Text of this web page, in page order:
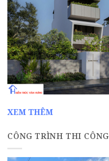
XEM THÊM
CÔNG TRÌNH THI CÔNG